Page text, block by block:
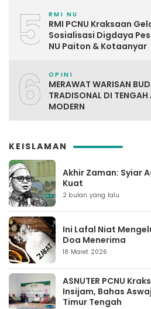
5 RMI NU
RMI PCNU Kraksaan
Sosialisasi Digdaya
NU Paiton & Kotaanyar
6 OPINI
MERAWAT WARISAN
TRADISONAL DI TENGAH
MODERN
KEISLAMAN
Akhir Zaman: Syiar
Kuat
2 bulan yang lalu
Ini Lafal Niat
Doa Menerima
18 Maret 2026
ASNUTER PCNU
Insijam, Bahas
Timur Tengah